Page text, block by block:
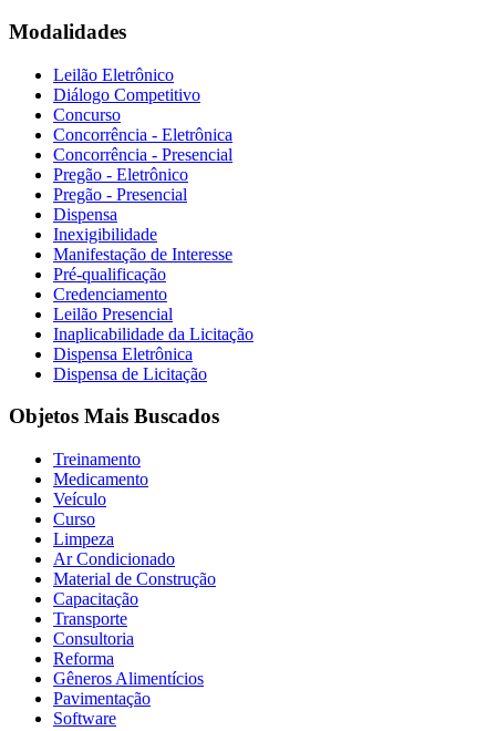
Modalidades
Leilão Eletrônico
Diálogo Competitivo
Concurso
Concorrência - Eletrônica
Concorrência - Presencial
Pregão - Eletrônico
Pregão - Presencial
Dispensa
Inexigibilidade
Manifestação de Interesse
Pré-qualificação
Credenciamento
Leilão Presencial
Inaplicabilidade da Licitação
Dispensa Eletrônica
Dispensa de Licitação
Objetos Mais Buscados
Treinamento
Medicamento
Veículo
Curso
Limpeza
Ar Condicionado
Material de Construção
Capacitação
Transporte
Consultoria
Reforma
Gêneros Alimentícios
Pavimentação
Software